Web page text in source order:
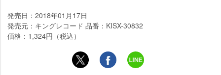
発売日：2018年01月17日
発売元：キングレコード 品番：KISX-30832
価格：1,324円（税込）